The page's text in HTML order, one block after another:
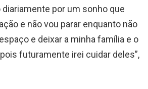
por um sonho que
e não vou parar enquanto não
e deixar a minha família e o
futuramente irei cuidar deles”,